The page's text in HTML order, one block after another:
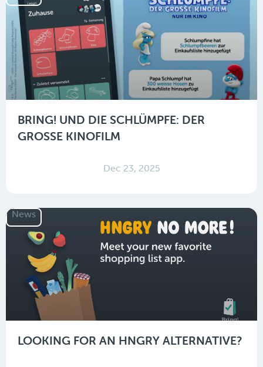
BRING! UND DIE SCHLÜMPFE: DER
GROSSE KINOFILM
Dec 23, 2025
News
LOOKING FOR AN HNGRY ALTERNATIVE?